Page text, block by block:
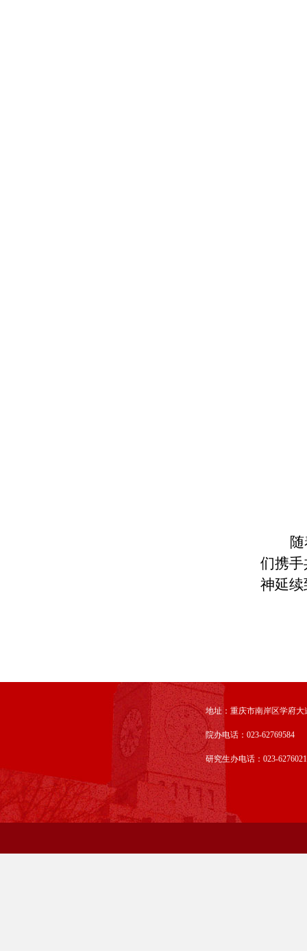
们携
神延
地址：重庆市南岸区学府大
院办电话：023-62769584
研究生办电话：023-